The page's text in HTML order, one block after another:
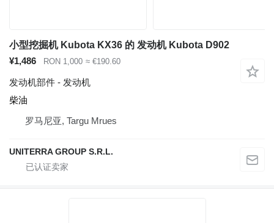
小型挖掘机 Kubota KX36 的 发动机 Kubota D902
¥1,486
RON 1,000 ≈ €190.60
发动机部件 - 发动机
柴油
罗马尼亚, Targu Mrues
UNITERRA GROUP S.R.L.